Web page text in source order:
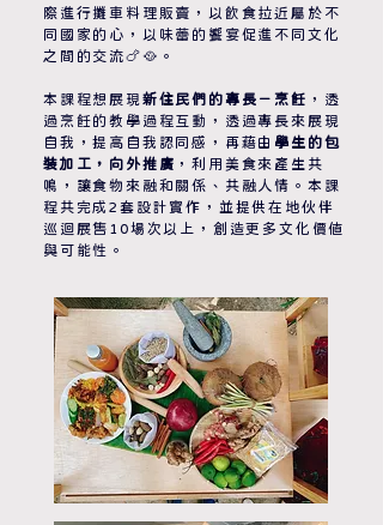
際進行攤車料理販賣，以飲食拉近屬於不
同國家的心，以味蕾的饗宴促進不同文化
之間的交流🍗🥘。
本課程想展現 新住民們的專長－烹飪 ，透
過烹飪的教學過程互動，透過專長來展現
自我，提高自我認同感，再藉由 學生的包
裝加工，向外推廣 ，利用美食來產生共
鳴，讓食物來融和關係、共融人情。本課
程共完成2套設計實作，並提供在地伙伴
巡迴展售10場次以上，創造更多文化價值
與可能性。